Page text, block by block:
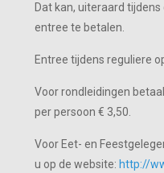
Dat kan, uiteraard
entree te betalen.
Entree tijdens reguliere
Voor rondleidingen
per persoon € 3,50.
Voor Eet- en
u op de website: http://